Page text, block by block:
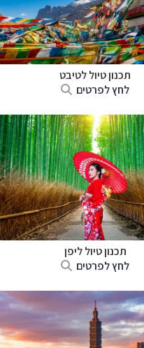
תכנון טיוללטיבט
לחץ לפרטים
תכנון טיולליפן
לחץ לפרטים